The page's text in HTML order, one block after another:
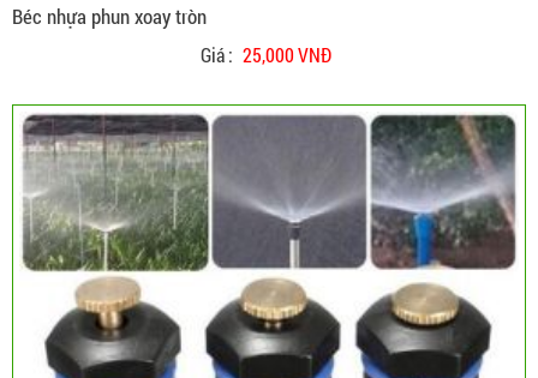
Béc nhựa phun xoay tròn
Giá : 25,000 VNĐ